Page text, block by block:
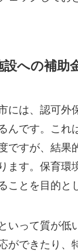
設への補助
には、認可外
んです。これ
ですが、結果
ます。保育環
ことを目的と
いって質が低
ができたり、